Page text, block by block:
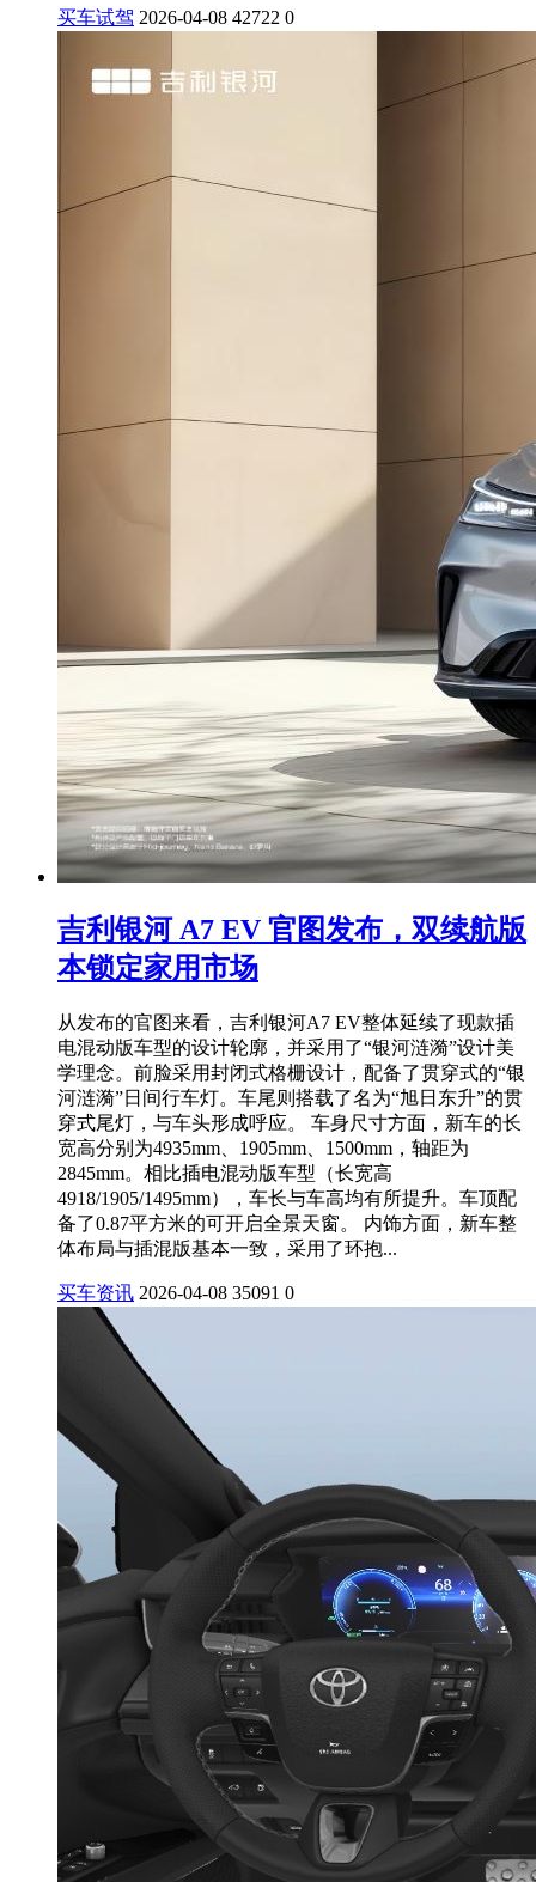
买车试驾 2026-04-08 42722 0
吉利银河 A7 EV 官图发布，双续航版
本锁定家用市场
从发布的官图来看，吉利银河A7 EV整体延续了现款插
电混动版车型的设计轮廓，并采用了“银河涟漪”设计美
学理念。前脸采用封闭式格栅设计，配备了贯穿式的“银
河涟漪”日间行车灯。车尾则搭载了名为“旭日东升”的贯
穿式尾灯，与车头形成呼应。 车身尺寸方面，新车的长
宽高分别为4935mm、1905mm、1500mm，轴距为
2845mm。相比插电混动版车型（长宽高
4918/1905/1495mm），车长与车高均有所提升。车顶配
备了0.87平方米的可开启全景天窗。 内饰方面，新车整
体布局与插混版基本一致，采用了环抱...
买车资讯 2026-04-08 35091 0